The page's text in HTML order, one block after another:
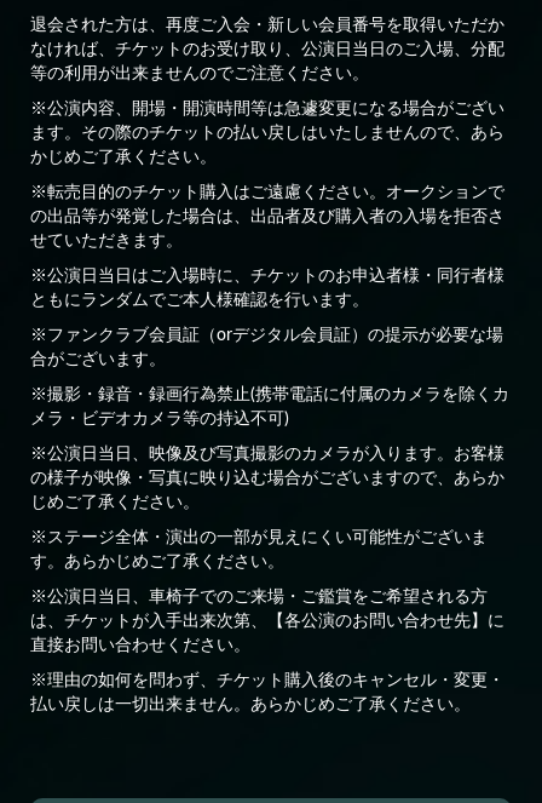
退会された方は、再度ご入会・新しい会員番号を取得いただか
なければ、チケットのお受け取り、公演日当日のご入場、分配
等の利用が出来ませんのでご注意ください。
※公演内容、開場・開演時間等は急遽変更になる場合がござい
ます。その際のチケットの払い戻しはいたしませんので、あら
かじめご了承ください。
※転売目的のチケット購入はご遠慮ください。オークションで
の出品等が発覚した場合は、出品者及び購入者の入場を拒否さ
せていただきます。
※公演日当日はご入場時に、チケットのお申込者様・同行者様
ともにランダムでご本人様確認を行います。
※ファンクラブ会員証（orデジタル会員証）の提示が必要な場
合がございます。
※撮影・録音・録画行為禁止(携帯電話に付属のカメラを除くカ
メラ・ビデオカメラ等の持込不可)
※公演日当日、映像及び写真撮影のカメラが入ります。お客様
の様子が映像・写真に映り込む場合がございますので、あらか
じめご了承ください。
※ステージ全体・演出の一部が見えにくい可能性がございま
す。あらかじめご了承ください。
※公演日当日、車椅子でのご来場・ご鑑賞をご希望される方
は、チケットが入手出来次第、【各公演のお問い合わせ先】に
直接お問い合わせください。
※理由の如何を問わず、チケット購入後のキャンセル・変更・
払い戻しは一切出来ません。あらかじめご了承ください。